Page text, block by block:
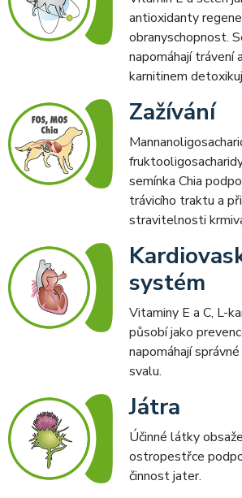
antioxidanty
obranyschopnost.
napomáhají trávení
karnitinem
Zažívání
semínka Chia
trávicího traktu a
stravitelnosti
systém
Vitaminy E a C, L-
působí jako
napomáhají
svalu.
Játra
Účinné látky
ostropestřce
činnost jater.